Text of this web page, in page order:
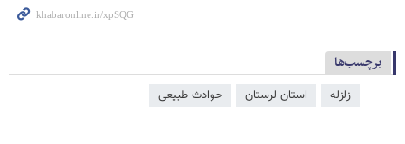
برچسب‌ها
زلزله استان لرستان حوادث طبیعی